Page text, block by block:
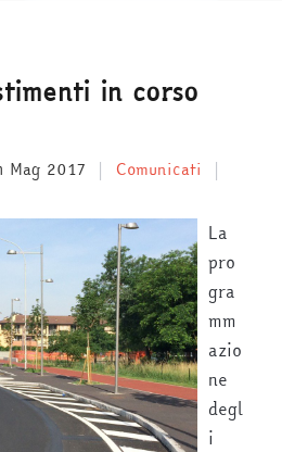
in corso
Mag 2017
Comunicati
La
pro
gra
mm
azio
ne
degl
i